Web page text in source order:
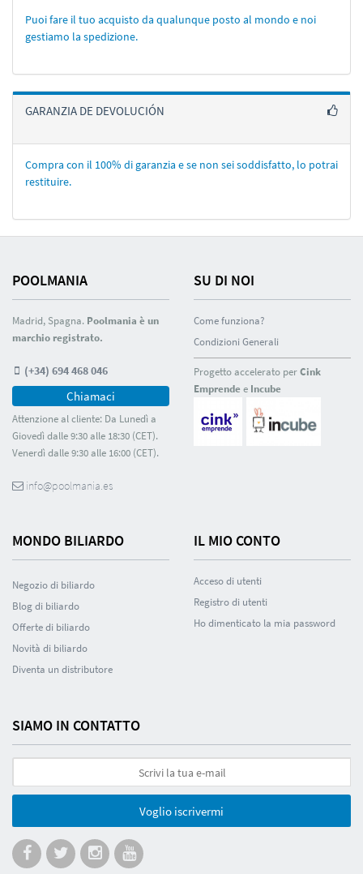
Puoi fare il tuo acquisto da qualunque posto al mondo e noi
gestiamo la spedizione.
GARANZIA DE DEVOLUCIÓN
Compra con il 100% di garanzia e se non sei soddisfatto, lo potrai
restituire.
POOLMANIA
Madrid, Spagna. Poolmania è un
marchio registrato.
(+34) 694 468 046
Chiamaci
Attenzione al cliente: Da Lunedì a
Giovedì dalle 9:30 alle 18:30 (CET).
Venerdì dalle 9:30 alle 16:00 (CET).
info@poolmania.es
SU DI NOI
Come funziona?
Condizioni Generali
Progetto accelerato perCink
Emprendee Incube
MONDO BILIARDO
Negozio di biliardo
Blog di biliardo
Offerte di biliardo
Novità di biliardo
Diventa un distributore
IL MIO CONTO
Acceso di utenti
Registro di utenti
Ho dimenticato la mia password
SIAMO IN CONTATTO
Voglio iscrivermi